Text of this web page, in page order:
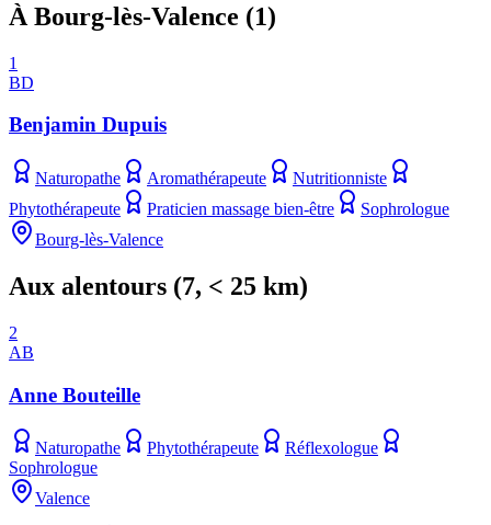
À Bourg-lès-Valence (1)
1
BD
Benjamin Dupuis
Naturopathe Aromathérapeute
Nutritionniste
Phytothérapeute
Praticien massage bien-être
Sophrologue
Bourg-lès-Valence
Aux alentours (7, < 25 km)
2
AB
Anne Bouteille
Naturopathe Phytothérapeute
Réflexologue
Sophrologue
Valence